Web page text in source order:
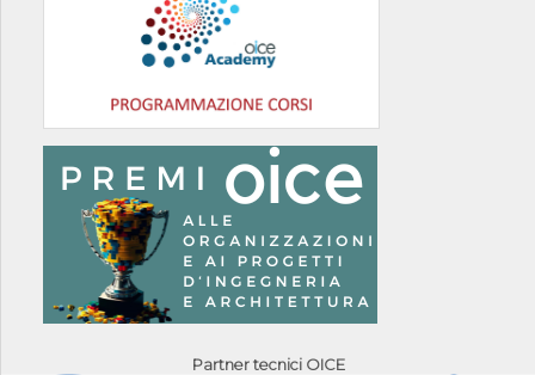
Partner tecnici OICE